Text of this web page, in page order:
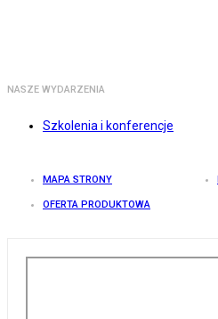
NASZE WYDARZENIA
Szkolenia i konferencje
MAPA STRONY
OFERTA PRODUKTOWA